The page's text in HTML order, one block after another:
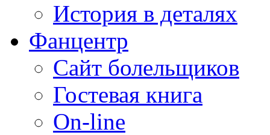
История в деталях
Фанцентр
Сайт болельщиков
Гостевая книга
On-line